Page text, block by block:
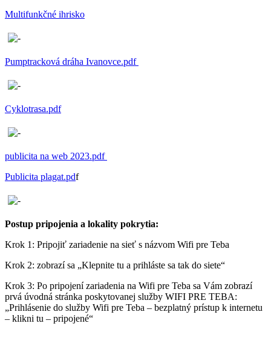
Multifunkčné ihrisko
Pumptracková dráha Ivanovce.pdf
Cyklotrasa.pdf
publicita na web 2023.pdf
Publicita plagat.pdf
Postup pripojenia a lokality pokrytia:
Krok 1: Pripojiť zariadenie na sieť s názvom Wifi pre Teba
Krok 2: zobrazí sa „Klepnite tu a prihláste sa tak do siete“
Krok 3: Po pripojení zariadenia na Wifi pre Teba sa Vám zobrazí
prvá úvodná stránka poskytovanej služby WIFI PRE TEBA:
„Prihlásenie do služby Wifi pre Teba – bezplatný prístup k internetu
– klikni tu – pripojené“